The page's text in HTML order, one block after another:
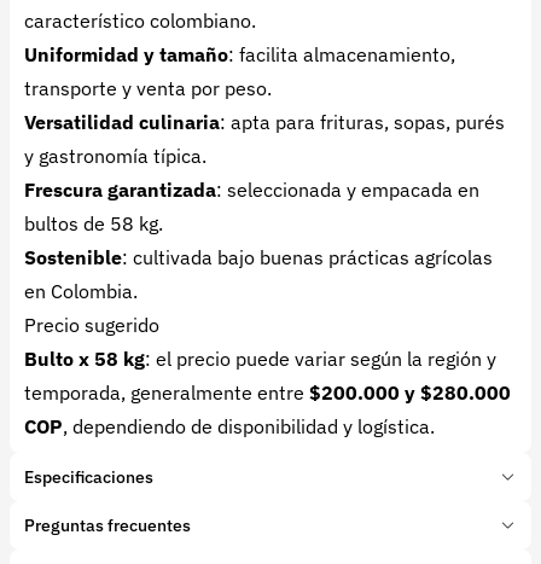
característico colombiano.
Uniformidad y tamaño: facilita almacenamiento,
transporte y venta por peso.
Versatilidad culinaria: apta para frituras, sopas, purés
y gastronomía típica.
Frescura garantizada: seleccionada y empacada en
bultos de 58 kg.
Sostenible: cultivada bajo buenas prácticas agrícolas
en Colombia.
Precio sugerido
Bulto x 58 kg: el precio puede variar según la región y
temporada, generalmente entre $200.000 y $280.000
COP, dependiendo de disponibilidad y logística.
Especificaciones
Marca: ASOLISCAS
Preguntas frecuentes